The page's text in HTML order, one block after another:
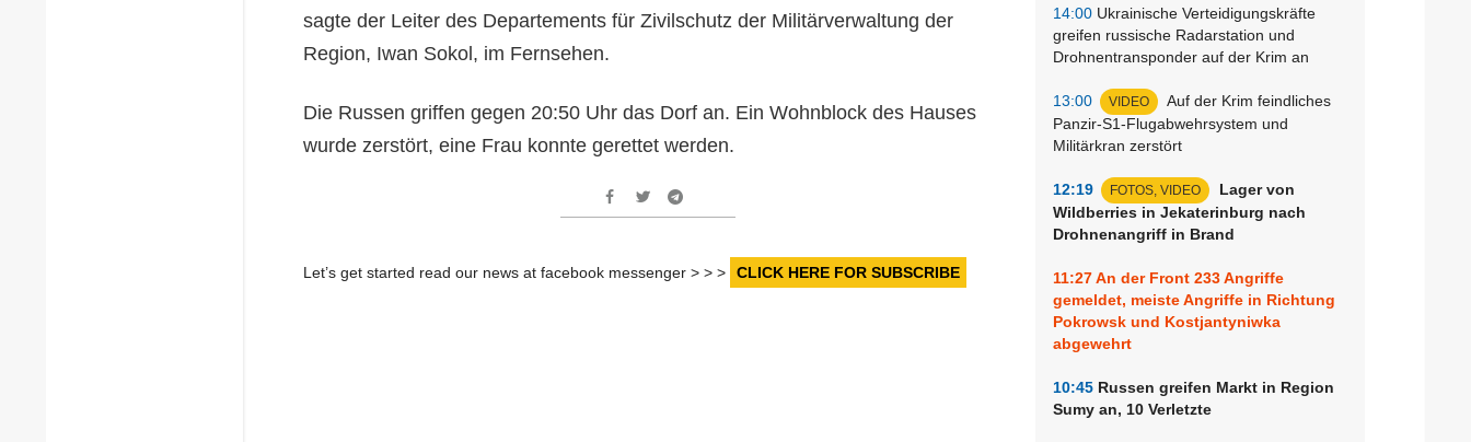
14:00 Ukrainische Verteidigungskräfte
greifen russische Radarstation und
Drohnentransponder auf der Krim an
13:00 VIDEO
Auf der Krim feindliches
Panzir-S1-Flugabwehrsystem und
Militärkran zerstört
12:19 FOTOS, VIDEO
Lager von
Wildberries in Jekaterinburg nach
Drohnenangriff in Brand
11:27An der Front 233 Angriffe
gemeldet, meiste Angriffe in Richtung
Pokrowsk und Kostjantyniwka
abgewehrt
10:45 Russen greifen Markt in Region
Sumy an, 10 Verletzte
sagte der Leiter des Departements für Zivilschutz der Militärverwaltung der
Region, Iwan Sokol, im Fernsehen.
Die Russen griffen gegen 20:50 Uhr das Dorf an. Ein Wohnblock des Hauses
wurde zerstört, eine Frau konnte gerettet werden.
Let’s get started read our news at facebook messenger > > > CLICK HERE FOR SUBSCRIBE